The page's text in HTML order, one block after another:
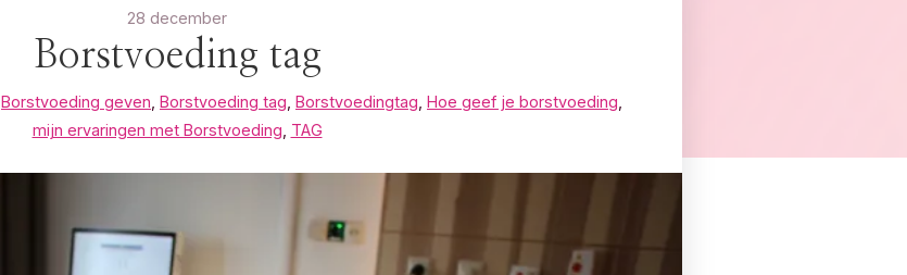
28 december
Borstvoeding tag
Borstvoeding geven Borstvoeding tag Borstvoedingtag Hoe geef je borstvoeding
mijn ervaringen met Borstvoeding TAG